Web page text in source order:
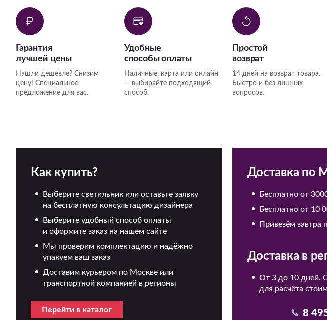
Гарантия
лучшей цены
Нашли дешевле? Снизим
цену! Специальное
предложение для вас.
Удобные
способы оплаты
Наличные, карта или онлайн
— выбирайте подходящий
способ.
Простой
возврат
14 дней на возврат товара.
Быстро и без лишних
вопросов.
Как купить?
Выберите светильник или оставьте заявку
на бесплатную консультацию дизайнера
Выберите удобный способ оплаты
и оформите заказ на нашем сайте
Мы проверим комплектацию и надёжно
упакуем ваш заказ
Доставим курьером по Москве или
транспортной компанией в регионы
Перейти в каталог
Доставка по
Бесплатно от
Бесплатно от 10
Привезём завтра
Доставка в
От 3 до 10 дней.
для расчёта
8